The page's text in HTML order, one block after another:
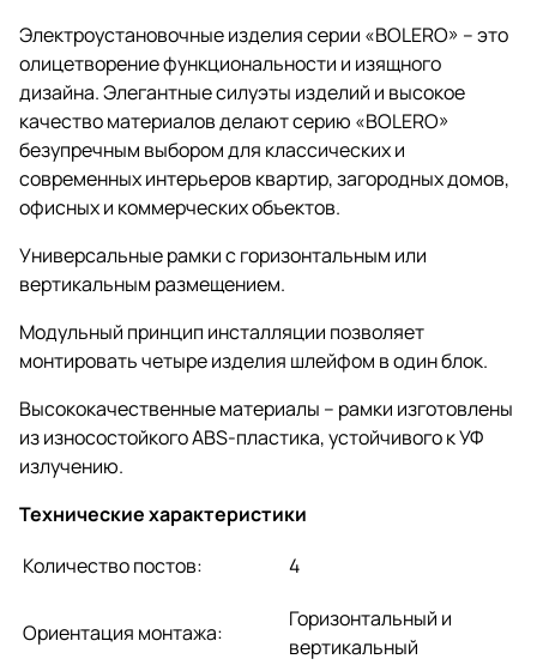
Электроустановочные изделия серии «BOLERO» – это
олицетворение функциональности и изящного
дизайна. Элегантные силуэты изделий и высокое
качество материалов делают серию «BOLERO»
безупречным выбором для классических и
современных интерьеров квартир, загородных домов,
офисных и коммерческих объектов.
Универсальные рамки с горизонтальным или
вертикальным размещением.
Модульный принцип инсталляции позволяет
монтировать четыре изделия шлейфом в один блок.
Высококачественные материалы – рамки изготовлены
из износостойкого АВS-пластика, устойчивого к УФ
излучению.
Технические характеристики
Количество постов:
4
Ориентация монтажа:
Горизонтальный и
вертикальный